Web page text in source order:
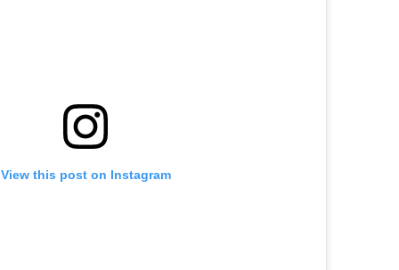
View this post on Instagram